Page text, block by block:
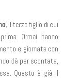
il terzo figlio di cui
Ormai hanno
e giornata con
dà per scontata,
Questo è già il